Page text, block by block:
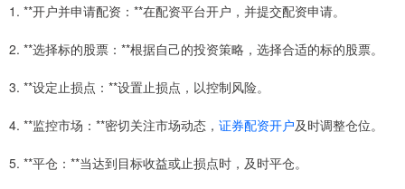
1. **开户并申请配资：**在配资平台开户，并提交配资申请。
2. **选择标的股票：**根据自己的投资策略，选择合适的标的股票。
3. **设定止损点：**设置止损点，以控制风险。
4. **监控市场：**密切关注市场动态， 证券配资开户及时调整仓位。
5. **平仓：**当达到目标收益或止损点时，及时平仓。